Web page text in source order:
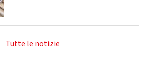
Tutte le notizie